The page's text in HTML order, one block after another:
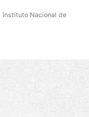
Instituto Nacional de